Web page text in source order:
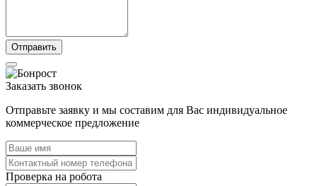
Заказать звонок
Отправьте заявку и мы составим для Вас индивидуальное
коммерческое предложение
Проверка на робота